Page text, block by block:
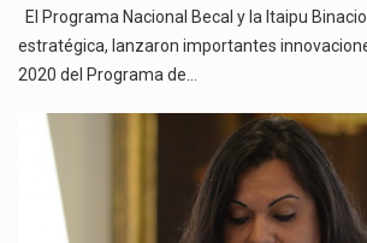
El Programa Nacional Becal y la Itaipu
estratégica, lanzaron importantes
2020 del Programa de…